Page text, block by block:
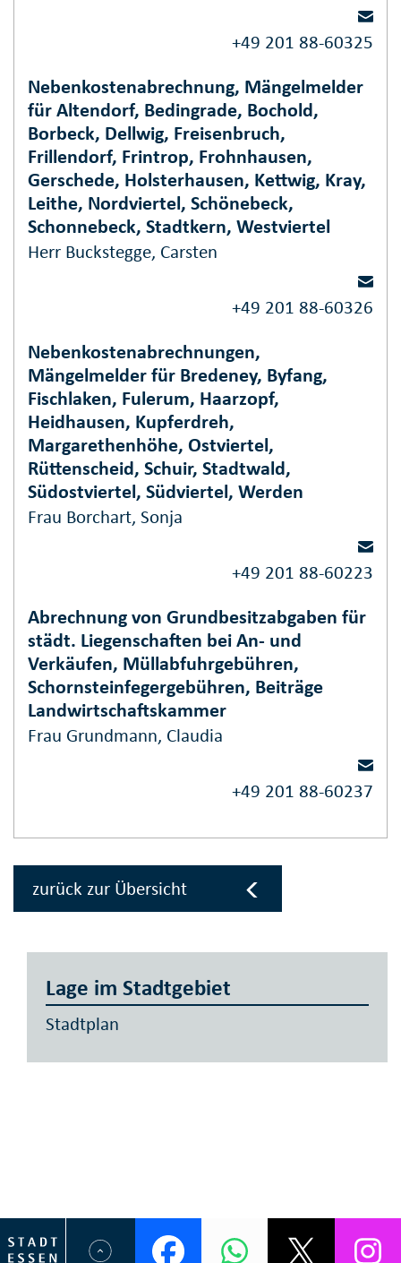
+49 201 88-60325
Nebenkostenabrechnung, Mängelmelder
für Altendorf, Bedingrade, Bochold,
Borbeck, Dellwig, Freisenbruch,
Frillendorf, Frintrop, Frohnhausen,
Gerschede, Holsterhausen, Kettwig, Kray,
Leithe, Nordviertel, Schönebeck,
Schonnebeck, Stadtkern, Westviertel
Herr Buckstegge, Carsten
+49 201 88-60326
Nebenkostenabrechnungen,
Mängelmelder für Bredeney, Byfang,
Fischlaken, Fulerum, Haarzopf,
Heidhausen, Kupferdreh,
Margarethenhöhe, Ostviertel,
Rüttenscheid, Schuir, Stadtwald,
Südostviertel, Südviertel, Werden
Frau Borchart, Sonja
+49 201 88-60223
Abrechnung von Grundbesitzabgaben für
städt. Liegenschaften bei An- und
Verkäufen, Müllabfuhrgebühren,
Schornsteinfegergebühren, Beiträge
Landwirtschaftskammer
Frau Grundmann, Claudia
+49 201 88-60237
zurück zur Übersicht
Lage im Stadtgebiet
Stadtplan